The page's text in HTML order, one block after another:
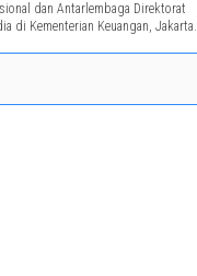
dan Antarlembaga Direktorat
di Kementerian Keuangan, Jakarta.